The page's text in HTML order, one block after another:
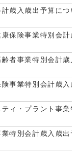
歳入歳出予算につ
保険事業特別会計
者事業特別会計歳
事業特別会計歳入
ィ・プラント事業
特別会計歳入歳出